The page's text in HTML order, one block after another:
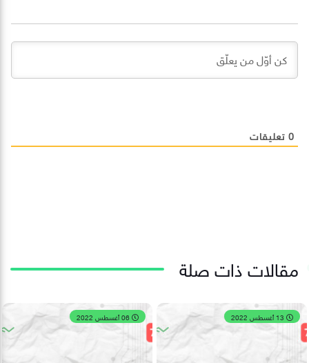
0 تعليقات
مقالات ذات صلة